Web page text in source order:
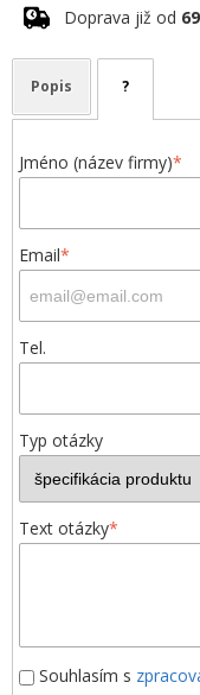
Doprava již od
Popis ?
Jméno (název firmy)*
Email*
Tel.
Typ otázky
Text otázky*
Souhlasím s